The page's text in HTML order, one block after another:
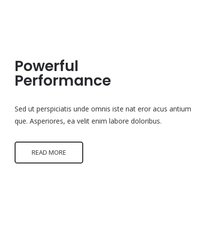
Powerful
Performance
Sed ut perspiciatis unde omnis iste nat eror acus antium
que. Asperiores, ea velit enim labore doloribus.
READ MORE